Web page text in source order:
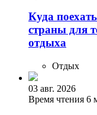
Куда
страны для
отдыха
Отдых
03 авг. 2026
Время чтения 6